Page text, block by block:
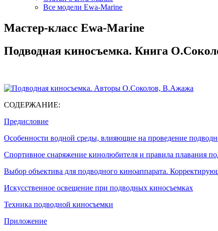
Все модели Ewa-Marine
Мастер-класс Ewa-Marine
Подводная киносъемка. Книга
СОДЕРЖАНИЕ:
Предисловие
Особенности водной среды, влияющие на проведение
Спортивное снаряжение кинолюбителя и правила плавания
Выбор объектива для подводного киноаппарата.
Искусственное освещение при подводных киносъемках
Техника подводной киносъемки
Приложение